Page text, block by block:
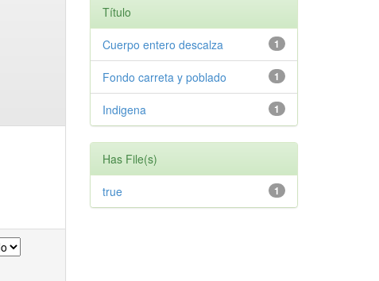
Título
1
Cuerpo entero descalza
1
Fondo carreta y poblado
1
Indigena
Has File(s)
1
true